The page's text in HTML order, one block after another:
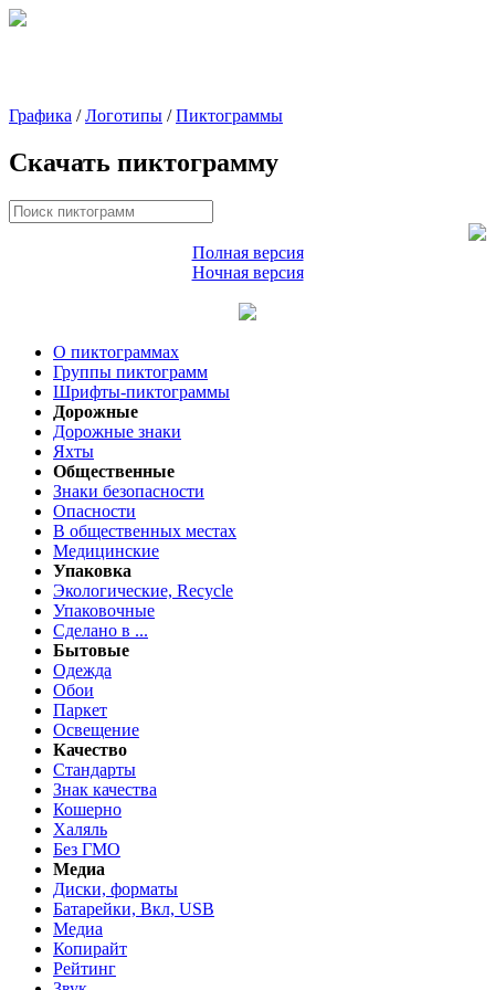
Графика /Логотипы /Пиктограммы
Скачать пиктограмму
Полная версия
Ночная версия
О пиктограммах
Группы пиктограмм
Шрифты-пиктограммы
Дорожные
Дорожные знаки
Яхты
Общественные
Знаки безопасности
Опасности
В общественных местах
Медицинские
Упаковка
Экологические, Recycle
Упаковочные
Сделано в ...
Бытовые
Одежда
Обои
Паркет
Освещение
Качество
Стандарты
Знак качества
Кошерно
Халяль
Без ГМО
Медиа
Диски, форматы
Батарейки, Вкл, USB
Медиа
Копирайт
Рейтинг